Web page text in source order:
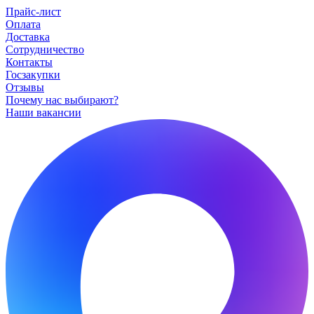
Прайс-лист
Оплата
Доставка
Сотрудничество
Контакты
Госзакупки
Отзывы
Почему нас выбирают?
Наши вакансии